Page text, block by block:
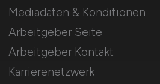
Mediadaten & Konditionen
Arbeitgeber Seite
Arbeitgeber Kontakt
Karrierenetzwerk